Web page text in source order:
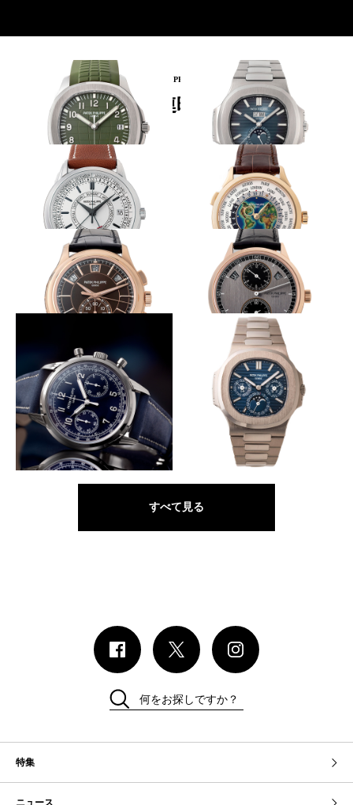
PICKUP PRODUCT
関連時計
プレシャスなミリタリー
PATEK PHILIPPE
アクアノート Ref.5168
グラデーションダイヤル
PATEK PHILIPPE
ノーチラス年次カレンダー
Ref.5726/1A
革新的自動巻きを初搭載
PATEK PHILIPPE
カラトラバ・ウィークリー・カ
レンダー Ref.5212A
工芸美を湛える特別な１本
PATEK PHILIPPE
ワールドタイム Ref.5231
年次カレンダー搭載 クロノグ
ラフ Ref.5905
得意の機構にレギュレーターを
PATEK PHILIPPE
レギュレーター・年次カレンダ
ー Ref.5235
ネイビーで醸し出す気品あるレトロ
PATEK PHILIPPE
クロノグラフ Ref.5172
メゾン最薄永久カレンダー
PATEK PHILIPPE
ノーチラス 永久カレンダー
Ref.5740/1
すべて見る
特集
何をお探しですか？